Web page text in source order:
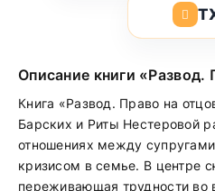
Описание книги «Развод.
Книга «Развод. Право на
Барских и Риты Нестеровой
отношениях между
кризисом в семье. В центре
переживающая трудности во